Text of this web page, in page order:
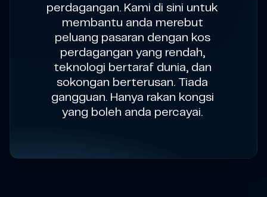
perdagangan. Kami di sini untuk
membantu anda merebut
peluang pasaran dengan kos
perdagangan yang rendah,
teknologi bertaraf dunia, dan
sokongan berterusan. Tiada
gangguan. Hanya rakan kongsi
yang boleh anda percayai.